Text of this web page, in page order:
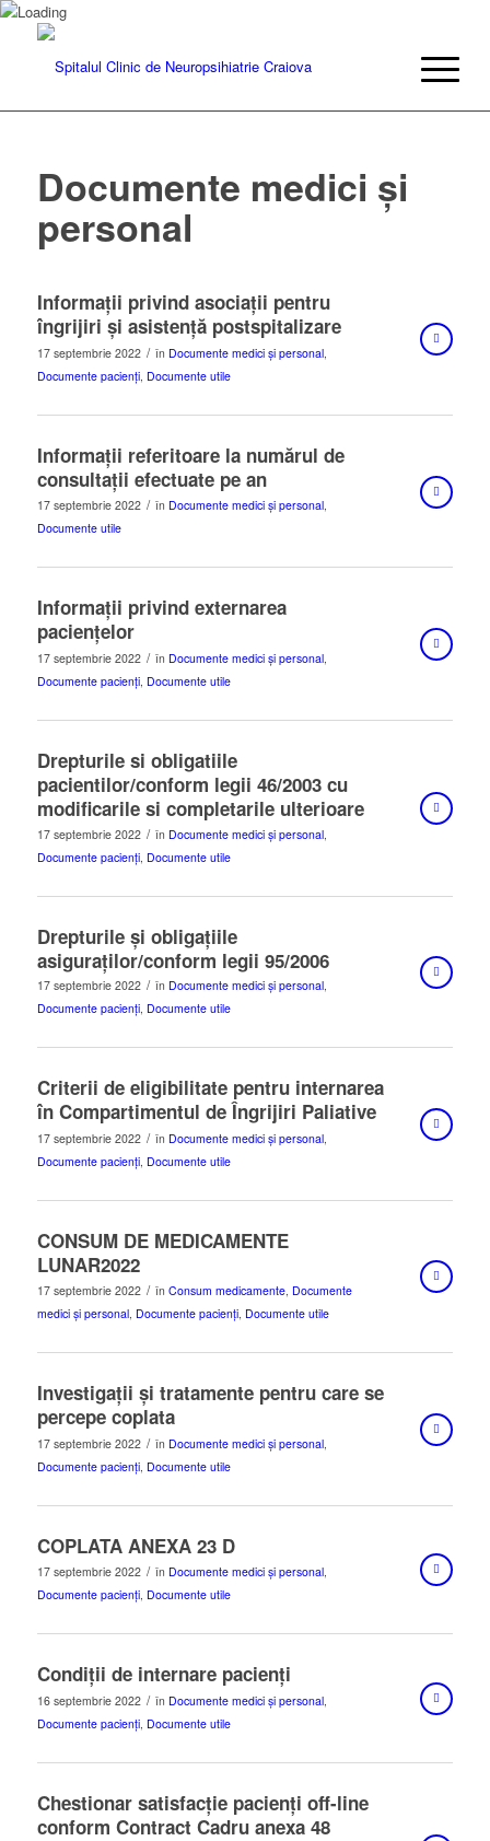
Documente medici și
personal
Informații privind asociații pentru
îngrijiri și asistență postspitalizare
17 septembrie 2022 / în Documente medici și personal,
Documente pacienți, Documente utile
Informații referitoare la numărul de
consultații efectuate pe an
17 septembrie 2022 / în Documente medici și personal,
Documente utile
Informații privind externarea
paciențelor
17 septembrie 2022 / în Documente medici și personal,
Documente pacienți, Documente utile
Drepturile si obligatiile
pacientilor/conform legii 46/2003 cu
modificarile si completarile ulterioare
17 septembrie 2022 / în Documente medici și personal,
Documente pacienți, Documente utile
Drepturile şi obligaţiile
asiguraţilor/conform legii 95/2006
17 septembrie 2022 / în Documente medici și personal,
Documente pacienți, Documente utile
Criterii de eligibilitate pentru internarea
în Compartimentul de Îngrijiri Paliative
17 septembrie 2022 / în Documente medici și personal,
Documente pacienți, Documente utile
CONSUM DE MEDICAMENTE
LUNAR2022
17 septembrie 2022 / în Consum medicamente, Documente
medici și personal, Documente pacienți, Documente utile
Investigații și tratamente pentru care se
percepe coplata
17 septembrie 2022 / în Documente medici și personal,
Documente pacienți, Documente utile
COPLATA ANEXA 23 D
17 septembrie 2022 / în Documente medici și personal,
Documente pacienți, Documente utile
Condiții de internare pacienți
16 septembrie 2022 / în Documente medici și personal,
Documente pacienți, Documente utile
Chestionar satisfacție pacienți off-line
conform Contract Cadru anexa 48